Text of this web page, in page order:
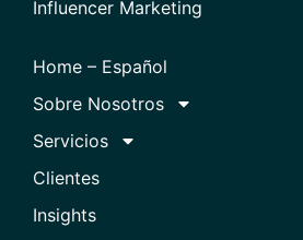
Influencer Marketing
Home – Español
Sobre Nosotros
Servicios
Clientes
Insights